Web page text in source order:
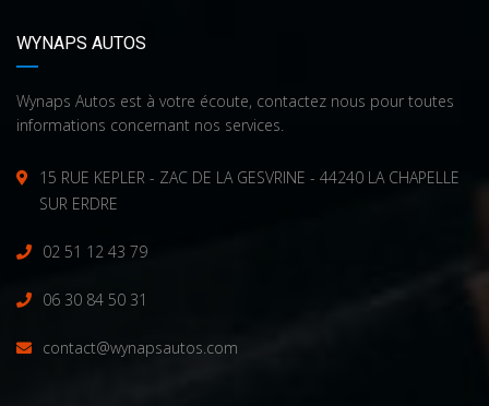
WYNAPS AUTOS
Wynaps Autos est à votre écoute, contactez nous pour toutes
informations concernant nos services.
15 RUE KEPLER - ZAC DE LA GESVRINE - 44240 LA CHAPELLE
SUR ERDRE
02 51 12 43 79
06 30 84 50 31
contact@wynapsautos.com